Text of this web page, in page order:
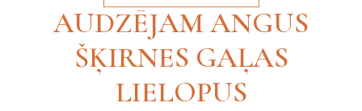
AUDZĒJAM ANGUS
ŠĶIRNES GAĻAS
LIELOPUS